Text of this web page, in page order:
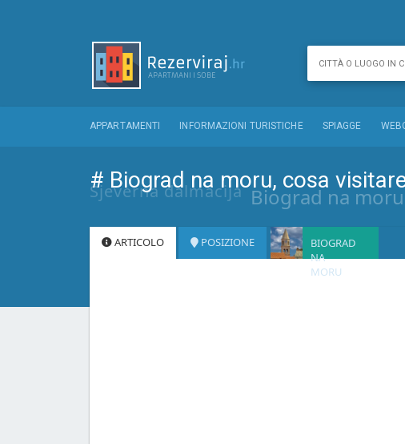
APPARTAMENTI INFORMAZIONI TURISTICHE SPIAGGE
# Biograd na moru, cosa
Sjeverna dalmacija Biograd na moru
ARTICOLO POSIZIONE
BIOGRAD
NA
MORU